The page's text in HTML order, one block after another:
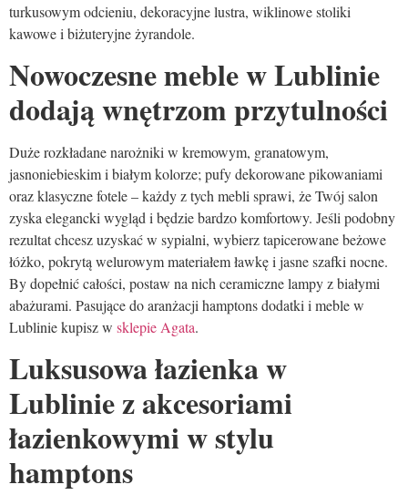
turkusowym odcieniu, dekoracyjne lustra, wiklinowe stoliki
kawowe i biżuteryjne żyrandole.
Nowoczesne meble w Lublinie
dodają wnętrzom przytulności
Duże rozkładane narożniki w kremowym, granatowym,
jasnoniebieskim i białym kolorze; pufy dekorowane pikowaniami
oraz klasyczne fotele – każdy z tych mebli sprawi, że Twój salon
zyska elegancki wygląd i będzie bardzo komfortowy. Jeśli podobny
rezultat chcesz uzyskać w sypialni, wybierz tapicerowane beżowe
łóżko, pokrytą welurowym materiałem ławkę i jasne szafki nocne.
By dopełnić całości, postaw na nich ceramiczne lampy z białymi
abażurami. Pasujące do aranżacji hamptons dodatki i meble w
Lublinie kupisz w sklepie Agata.
Luksusowa łazienka w
Lublinie z akcesoriami
łazienkowymi w stylu
hamptons